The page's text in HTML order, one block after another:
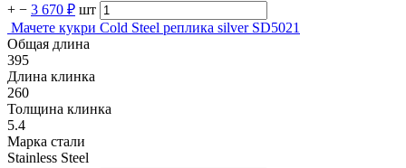
+ − 3 670 ₽ шт
Мачете кукри Cold Steel реплика silver SD5021
Общая длина
395
Длина клинка
260
Толщина клинка
5.4
Марка стали
Stainless Steel